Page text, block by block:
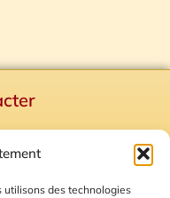
utilisons des technologies
Plan du site